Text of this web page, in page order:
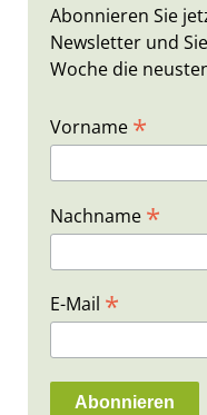
Abonnieren Sie
Newsletter und
Woche die
Vorname *
Nachname *
E-Mail *